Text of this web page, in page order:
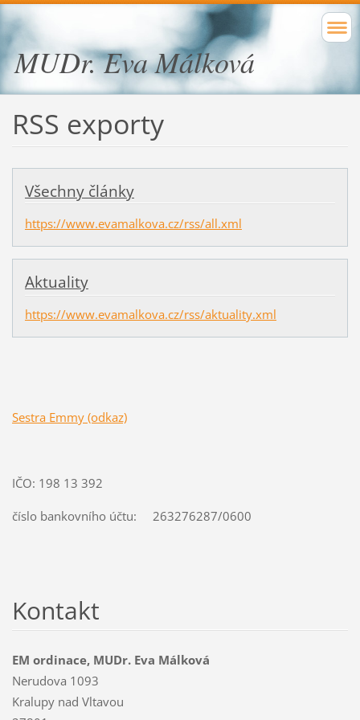
MUDr. Eva Málková
RSS exporty
Všechny články
https://www.evamalkova.cz/rss/all.xml
Aktuality
https://www.evamalkova.cz/rss/aktuality.xml
Sestra Emmy (odkaz)
IČO: 198 13 392
číslo bankovního účtu: 263276287/0600
Kontakt
EM ordinace, MUDr. Eva Málková
Nerudova 1093
Kralupy nad Vltavou